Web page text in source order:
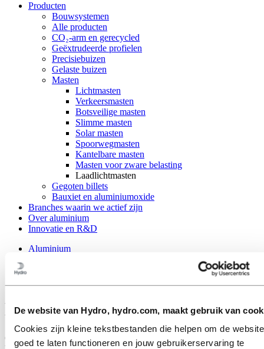
De website van Hydro, hydro.com, maakt gebruik van
Cookies zijn kleine tekstbestanden die helpen om de website
goed te laten functioneren en jouw gebruikerservaring te
Producten
Bouwsystemen
Alle producten
CO₂-arm en gerecycled
Geëxtrudeerde profielen
Precisiebuizen
Gelaste buizen
Masten
Lichtmasten
Verkeersmasten
Botsveilige masten
Slimme masten
Solar masten
Spoorwegmasten
Kantelbare masten
Masten voor zware belasting
Laadlichtmasten
Gegoten billets
Bauxiet en aluminiumoxide
Branches waarin we actief zijn
Over aluminium
Innovatie en R&D
Aluminium
Laadlichtmasten
Onze openbare ruimtes raken steeds voller met allerlei objecten.